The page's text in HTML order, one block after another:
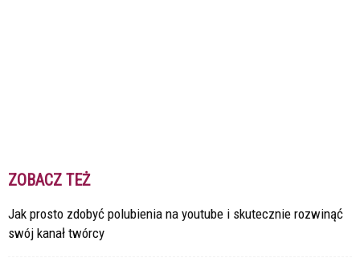
ZOBACZ TEŻ
Jak prosto zdobyć polubienia na youtube i skutecznie rozwinąć
swój kanał twórcy